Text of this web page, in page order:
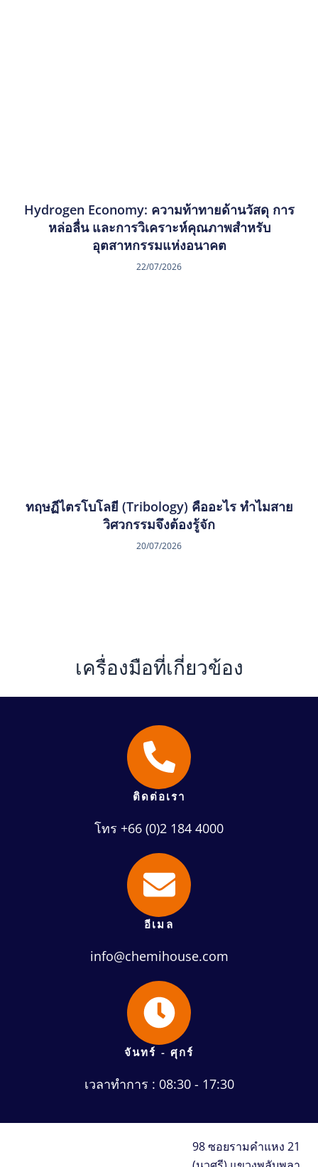
Hydrogen Economy: ความท้าทายด้านวัสดุ การ
หล่อลื่น และการวิเคราะห์คุณภาพสำหรับ
อุตสาหกรรมแห่งอนาคต
22/07/2026
ทฤษฏีไตรโบโลยี (Tribology) คืออะไร ทำไมสาย
วิศวกรรมจึงต้องรู้จัก
20/07/2026
เครื่องมือที่เกี่ยวข้อง
ติดต่อเรา
โทร +66 (0)2 184 4000
อีเมล
info@chemihouse.com
จันทร์ - ศุกร์
เวลาทำการ : 08:30 - 17:30
98 ซอยรามคำแหง 21